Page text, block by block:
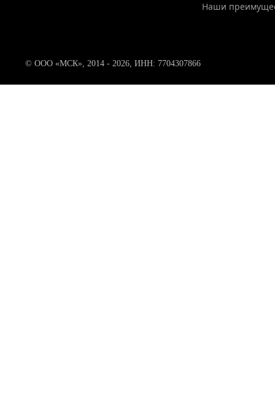
Наши
© ООО «МСК», 2014 - 2026, ИНН: 7704307866